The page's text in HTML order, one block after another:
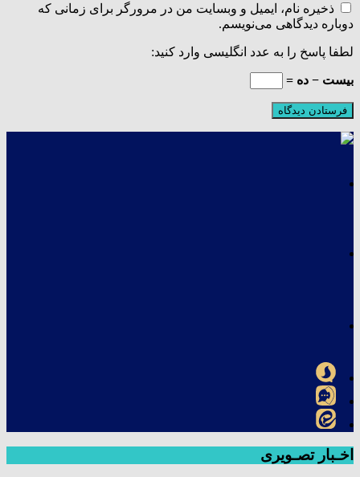
ذخیره نام، ایمیل و وبسایت من در مرورگر برای زمانی که
دوباره دیدگاهی می‌نویسم.
لطفا پاسخ را به عدد انگلیسی وارد کنید:
بیست − ده =
اخـبار تصـویری